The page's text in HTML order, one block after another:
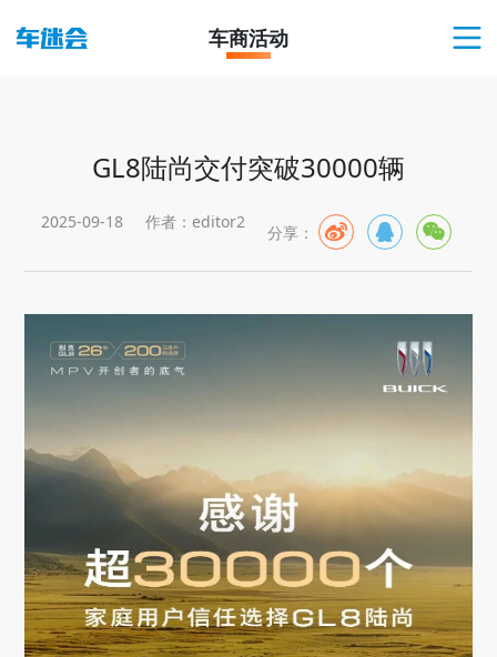
车商活动
GL8陆尚交付突破30000辆
2025-09-18 作者：editor2 分享：